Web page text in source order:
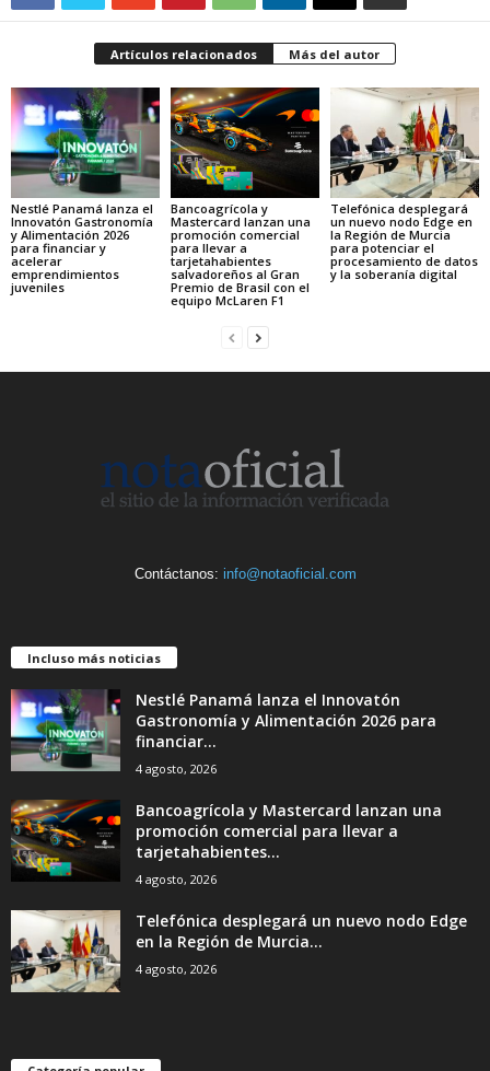
Artículos relacionados Más del autor
Nestlé Panamá lanza el
Innovatón Gastronomía
y Alimentación 2026
para financiar y
acelerar
emprendimientos
juveniles
Bancoagrícola y
Mastercard lanzan una
promoción comercial
para llevar a
tarjetahabientes
salvadoreños al Gran
Premio de Brasil con el
equipo McLaren F1
Telefónica desplegará
un nuevo nodo Edge en
la Región de Murcia
para potenciar el
procesamiento de datos
y la soberanía digital
Contáctanos: info@notaoficial.com
Incluso más noticias
Nestlé Panamá lanza el Innovatón
Gastronomía y Alimentación 2026 para
financiar...
4 agosto, 2026
Bancoagrícola y Mastercard lanzan una
promoción comercial para llevar a
tarjetahabientes...
4 agosto, 2026
Telefónica desplegará un nuevo nodo Edge
en la Región de Murcia...
4 agosto, 2026